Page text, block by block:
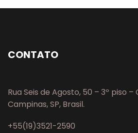
CONTATO
Rua Seis de Agosto, 50 – 3º piso –
Campinas, SP, Brasil.
+55(19)3521-2590